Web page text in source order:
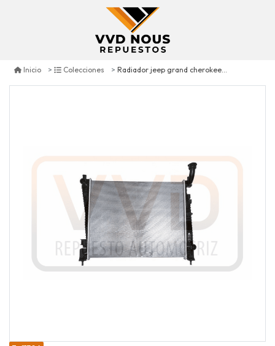
Inicio Colecciones Radiador jeep grand cherokee 5.7 2011/2015